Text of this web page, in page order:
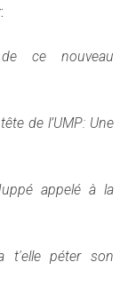
ce nouveau
de l’UMP: Une
appelé à la
t'elle péter son